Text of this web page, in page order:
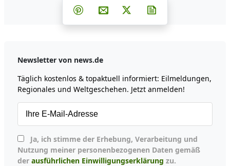
Teilen auf Facebook
Teilen auf Whatsapp
Teilen auf Telegram
Teilen auf Pinterest
Per E-Mail teilen
Post auf X
Newsletter von news.de
Täglich kostenlos & topaktuell informiert: Eilmeldungen,
Regionales und Weltgeschehen. Jetzt anmelden!
Nutzung meiner personenbezogenen Daten gemäß
der ausführlichen Einwilligungserklärung zu.